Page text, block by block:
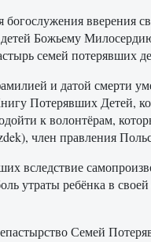
вверения
Божьему
семей потерявших
и датой смерти
Потерявших Детей,
к волонтёрам,
член правления
вследствие
утраты ребёнка в
Семей